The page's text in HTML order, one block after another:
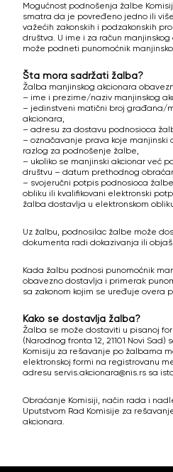
Mogućnost podnošenja žalbe
smatra da je povređeno jedno ili
važećih zakonskih i podzakonskih
društva. U ime i za račun
može podneti punomoćnik
Šta mora sadržati žalba?
Žalba manjinskog akcionara
– ime i prezime/naziv manjinskog
– jedinstveni matični broj građana/
akcionara,
– adresu za dostavu podnosioca
– označavanje prava koje manjinski
razlog za podnošenje žalbe,
– ukoliko se manjinski akcionar već
društvu – datum prethodnog
– svojeručni potpis podnosioca
obliku ili kvalifikovani elektronski
žalba dostavlja u elektronskom
Uz žalbu, podnosilac žalbe može
dokumenta radi dokazivanja ili
Kada žalbu podnosi punomoćnik
obavezno dostavlja i primerak
sa zakonom kojim se uređuje overa
Kako se dostavlja žalba?
Žalba se može dostaviti u pisanoj
(Narodnog fronta 12, 21101 Novi
Komisiju za rešavanje po žalbama
elektronskoj formi na registrovanu
adresu servis.akcionara@nis.rs sa
Obraćanje Komisiji, način rada i
Uputstvom Rad Komisije za
akcionara.